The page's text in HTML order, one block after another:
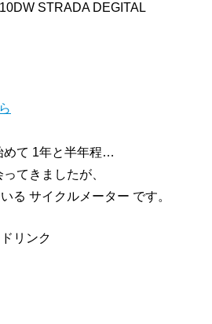
STRADA DEGITAL
めて 1年と半年程…
てきましたが、
る サイクルメーター です。
リンク